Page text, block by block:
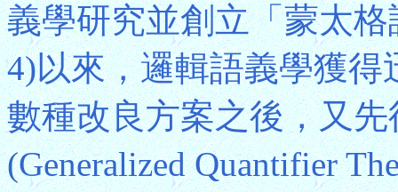
義學研究並創立「蒙太格
4)以來，邏輯語義學獲
數種改良方案之後，又
(Generalized Quantifier